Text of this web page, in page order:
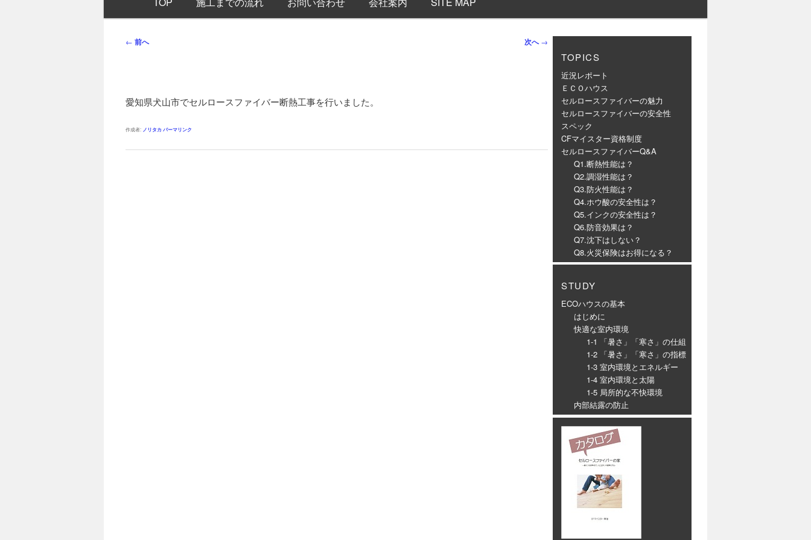
ン
投
ゲ
シ
← 前へ 次へ→
愛知県犬山市でセルロースファイバー断熱工事を行いました。
作成者: ノリタカ パーマリンク
TOPICS
近況レポート
ＥＣＯハウス
セルロースファイバーの魅力
セルロースファイバーの安全性
スペック
CFマイスター資格制度
セルロースファイバーQ&A
Q1.断熱性能は？
Q2.調湿性能は？
Q3.防火性能は？
Q4.ホウ酸の安全性は？
Q5.インクの安全性は？
Q6.防音効果は？
Q7.沈下はしない？
Q8.火災保険はお得になる？
STUDY
ECOハウスの基本
はじめに
快適な室内環境
1-1 「暑さ」「寒さ」の仕組
1-2 「暑さ」「寒さ」の指標
1-3 室内環境とエネルギー
1-4 室内環境と太陽
1-5 局所的な不快環境
内部結露の防止